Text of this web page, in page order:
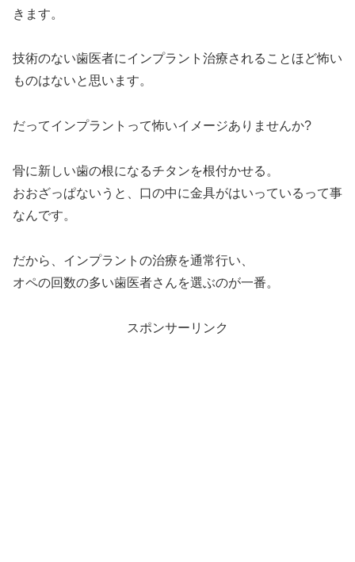
きます。
技術のない歯医者にインプラント治療されることほど怖い
ものはないと思います。
だってインプラントって怖いイメージありませんか?
骨に新しい歯の根になるチタンを根付かせる。
おおざっぱないうと、口の中に金具がはいっているって事
なんです。
だから、インプラントの治療を通常行い、
オペの回数の多い歯医者さんを選ぶのが一番。
スポンサーリンク